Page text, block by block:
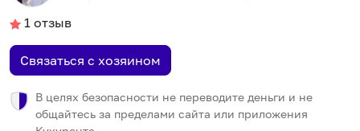
1 отзыв
Связаться с хозяином
В целях безопасности не переводите деньги и не
общайтесь за пределами сайта или приложения